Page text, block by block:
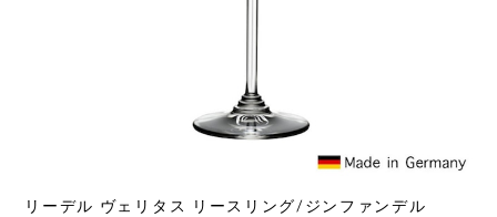
リーデル ヴェリタス リースリング/ジンファンデル